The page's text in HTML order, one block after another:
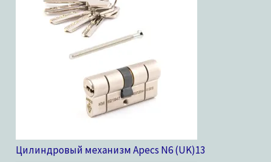
Цилиндровый механизм Apecs N6 (UK)13